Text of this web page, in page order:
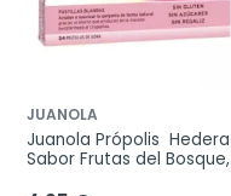
JUANOLA
Juanola Própolis  Hedera
Sabor Frutas del Bosque,